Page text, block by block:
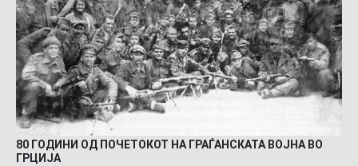
80 ГОДИНИ ОД ПОЧЕТОКОТ НА ГРАЃАНСКАТА ВОЈНА ВО
ГРЦИЈА